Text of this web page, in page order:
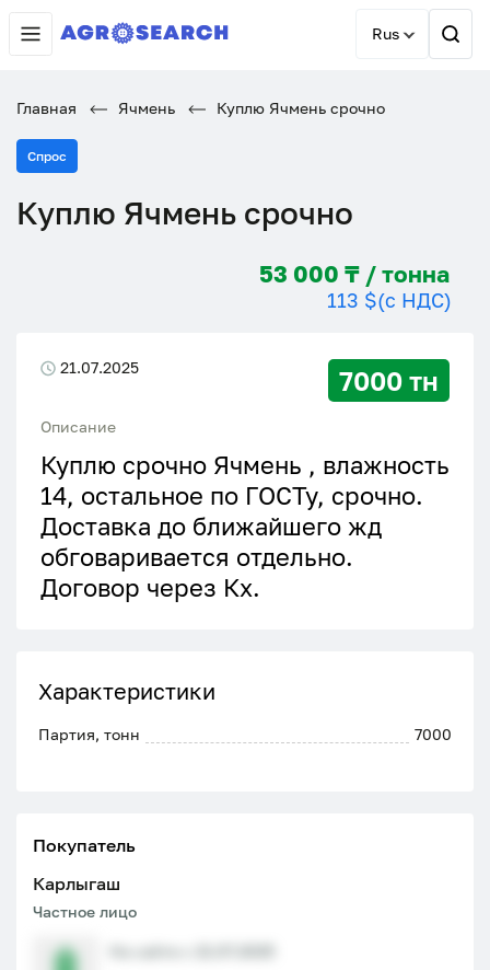
Rus
Главная Ячмень Куплю Ячмень срочно
Спрос
Куплю Ячмень срочно
53 000 ₸ / тонна
113 $(с НДС)
21.07.2025 7000 тн
Описание
Куплю срочно Ячмень , влажность
14, остальное по ГОСТу, срочно.
Доставка до ближайшего жд
обговаривается отдельно.
Договор через Кх.
Характеристики
Партия, тонн 7000
Покупатель
Карлыгаш
Частное лицо